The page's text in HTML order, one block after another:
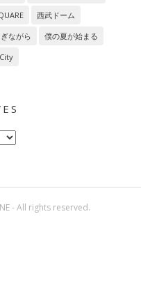
西武ドーム
ながら
僕の夏が始まる
- All rights reserved.